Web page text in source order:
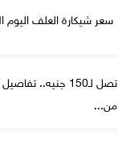
سعر شيكارة العلف اليوم
تصل لـ150 جنيه..
من...